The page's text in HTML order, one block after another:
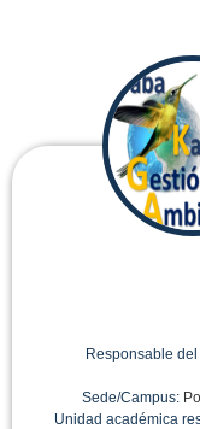
Responsable
Sede/Campus:
Unidad académica